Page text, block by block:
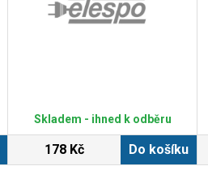
Skladem - ihned k odběru
178 Kč Do košíku